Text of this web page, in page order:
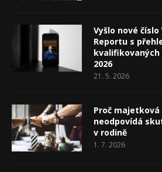
Vyšlo nové
Reportu s
kvalifikovaných
2026
21. 5. 2026
Proč
neodpovídá
v rodině
1. 7. 2026